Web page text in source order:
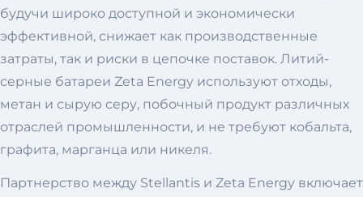
будучи широко доступной и экономически
эффективной, снижает как производственные
затраты, так и риски в цепочке поставок. Литий-
серные батареи Zeta Energy используют отходы,
метан и сырую серу, побочный продукт различных
отраслей промышленности, и не требуют кобальта,
графита, марганца или никеля.
Партнерство между Stellantis и Zeta Energy включает